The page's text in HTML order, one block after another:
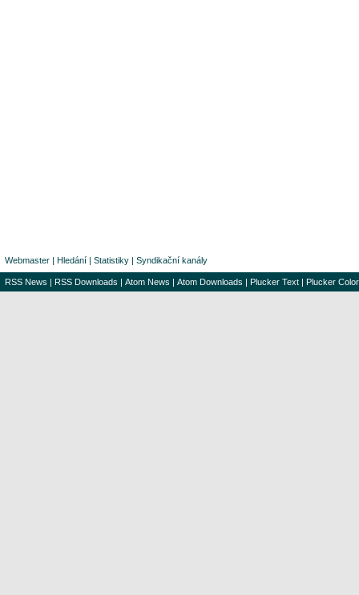
Webmaster | Hledání | Statistiky | Syndikační kanály
RSS News | RSS Downloads | Atom News | Atom Downloads | Plucker Text | Plucker Color